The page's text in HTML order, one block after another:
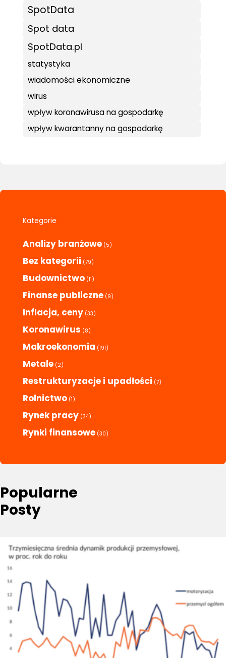
SpotData
Spot data
SpotData.pl
statystyka
wiadomości ekonomiczne
wirus
wpływ koronawirusa na gospodarkę
wpływ kwarantanny na gospodarkę
Kategorie
Analizy branżowe (5)
Bez kategorii (79)
Budownictwo (11)
Finanse publiczne (9)
Inflacja, ceny (33)
Koronawirus (8)
Makroekonomia (191)
Metale (2)
Restrukturyzacje i upadłości (7)
Rolnictwo (1)
Rynek pracy (34)
Rynki finansowe (30)
Popularne
Posty